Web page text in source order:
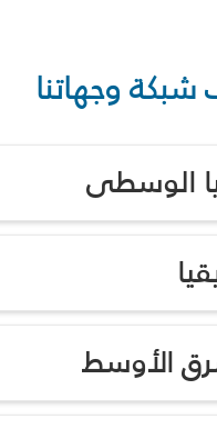
وجهاتنا
الوسطى
الأوسط